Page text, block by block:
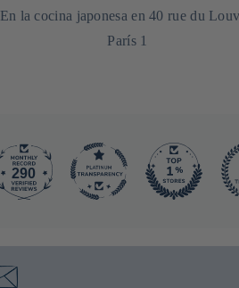
En la cocina japonesa en 40 rue du
París 1
290